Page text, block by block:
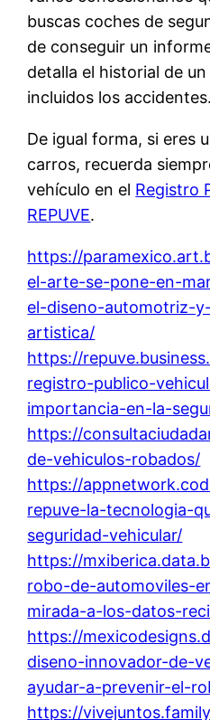
buscas coches de
de conseguir un
detalla el historial de
incluidos los accidentes.
De igual forma, si eres
carros, recuerda
vehículo en el Registro
REPUVE.
https://
el-arte-se-pone-en-
el-diseno-automotriz-
artistica/
https://
registro-publico-
importancia-en-la-
https://
de-vehiculos-robados/
https://
repuve-la-tecnologia-
seguridad-vehicular/
https://
robo-de-automoviles-
mirada-a-los-datos-
https://
diseno-innovador-de-
ayudar-a-prevenir-el-
https://